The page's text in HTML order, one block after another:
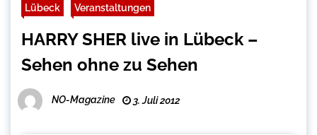
Lübeck Veranstaltungen
HARRY SHER live in Lübeck –
Sehen ohne zu Sehen
NO-Magazine 3. Juli 2012